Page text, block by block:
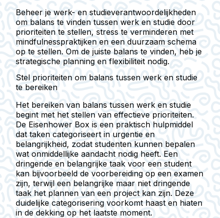
Beheer je werk- en studieverantwoordelijkheden
om balans te vinden tussen werk en studie door
prioriteiten te stellen, stress te verminderen met
mindfulnesspraktijken en een duurzaam schema
op te stellen. Om de juiste balans te vinden, heb je
strategische planning en flexibiliteit nodig.
Stel prioriteiten om balans tussen werk en studie
te bereiken
Het bereiken van balans tussen werk en studie
begint met het stellen van effectieve prioriteiten.
De Eisenhower Box is een praktisch hulpmiddel
dat taken categoriseert in urgentie en
belangrijkheid, zodat studenten kunnen bepalen
wat onmiddellijke aandacht nodig heeft. Een
dringende en belangrijke taak voor een student
kan bijvoorbeeld de voorbereiding op een examen
zijn, terwijl een belangrijke maar niet dringende
taak het plannen van een project kan zijn. Deze
duidelijke categorisering voorkomt haast en hiaten
in de dekking op het laatste moment.